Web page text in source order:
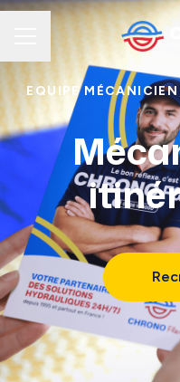
MENU CARRIÈRE
EQUIPE MÉCANICIEN